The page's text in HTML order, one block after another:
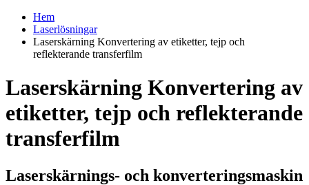
Hem
Laserlösningar
Laserskärning Konvertering av etiketter, tejp och
reflekterande transferfilm
Laserskärning Konvertering av
etiketter, tejp och reflekterande
transferfilm
Laserskärnings- och konverteringsmaskin